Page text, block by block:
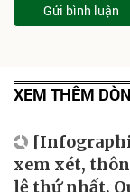
Gửi bình luận
XEM THÊM
xem xét,
lệ thứ nhất,